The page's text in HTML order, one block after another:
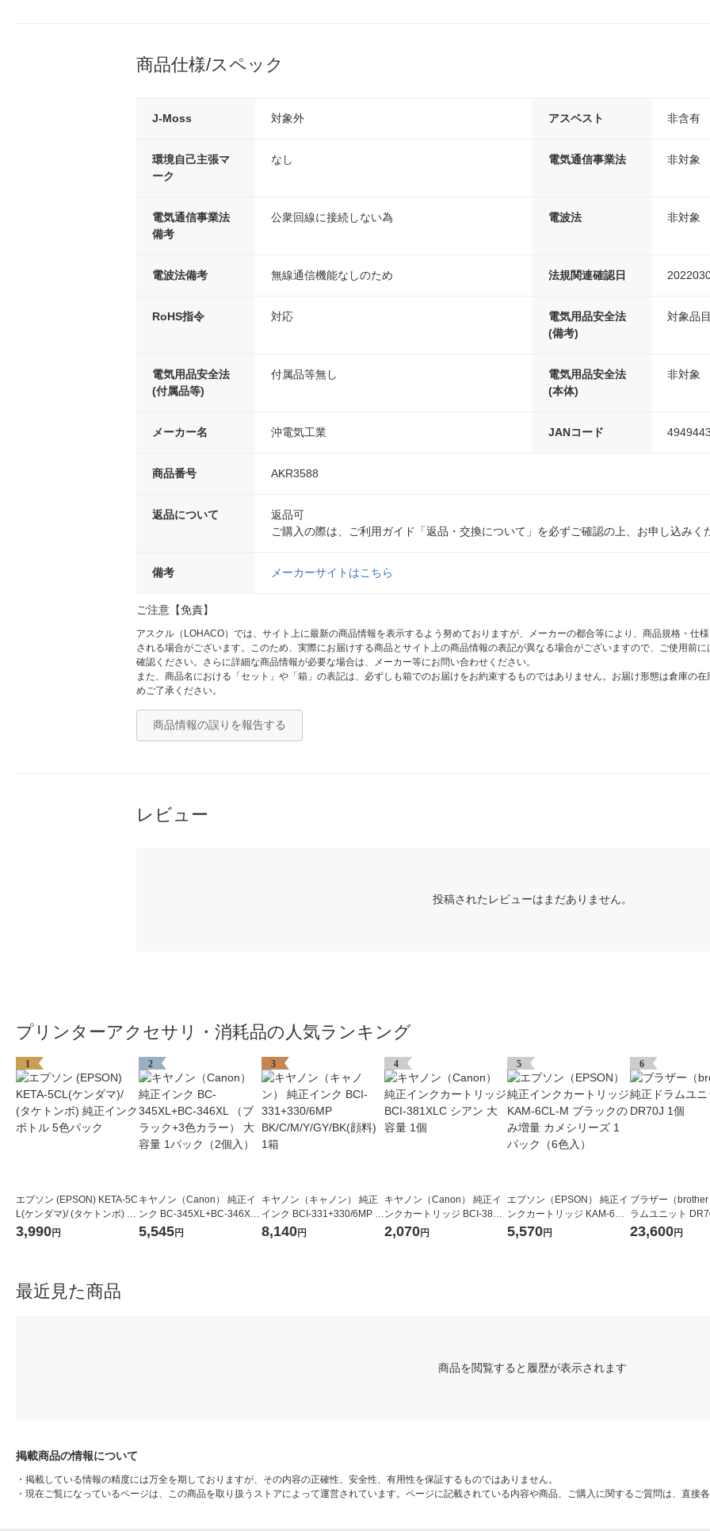
商品仕様/スペック
J-Moss 対象外 アスベスト 非含有
環境自己主張マ
ーク
なし 電気通信事業法 非対象
電気通信事業法
備考
公衆回線に接続しない為 電波法 非対象
電波法備考 無線通信機能なしのため 法規関連確認日
RoHS指令 対応
電気用品安全法
(備考)
対象品
電気用品安全法
(付属品等)
付属品等無し
電気用品安全法
(本体)
非対象
メーカー名 沖電気工業 JANコード
商品番号 AKR3588
返品について
返品可
ご購入の際は、ご利用ガイド「返品・交換について」を必ずご確認の上、お申し込みく
備考 メーカーサイトはこちら
ご注意【免責】
アスクル（LOHACO）では、サイト上に最新の商品情報を表示するよう努めておりますが、メーカーの都合等により、商品規格・仕
される場合がございます。このため、実際にお届けする商品とサイト上の商品情報の表記が異なる場合がございますので、ご使用前
確認ください。さらに詳細な商品情報が必要な場合は、メーカー等にお問い合わせください。
また、商品名における「セット」や「箱」の表記は、必ずしも箱でのお届けをお約束するものではありません。お届け形態は倉庫の
めご了承ください。
商品情報の誤りを報告する
レビュー
投稿されたレビューはまだありません。
プリンターアクセサリ・消耗品の人気ランキング
1
エプソン (EPSON) KETA-5C
L(ケンダマ)/ (タケトンボ) 純
正インクボトル 5色パック
3,990円
2
キヤノン（Canon） 純正イ
ンク BC-345XL+BC-346XL
（ブラック+3色カラー） 大
5,545円
3
キヤノン（キャノン） 純正
インク BCI-331+330/6MP B
K/C/M/Y/GY/BK(顔料) 1箱
8,140円
4
キヤノン（Canon） 純正イ
ンクカートリッジ BCI-381X
LC シアン 大容量 1個
2,070円
5
エプソン（EPSON） 純正イ
ンクカートリッジ KAM-6CL
-M ブラックのみ増量 カメシ
5,570円
6
ブラザー（
ラムユニット
23,600円
最近見た商品
商品を閲覧すると履歴が表示されます
掲載商品の情報について
・ 掲載している情報の精度には万全を期しておりますが、その内容の正確性、安全性、有用性を保証するものではありません。
・ 現在ご覧になっているページは、この商品を取り扱うストアによって運営されています。ページに記載されている内容や商品、ご購入に関するご質問は、直接